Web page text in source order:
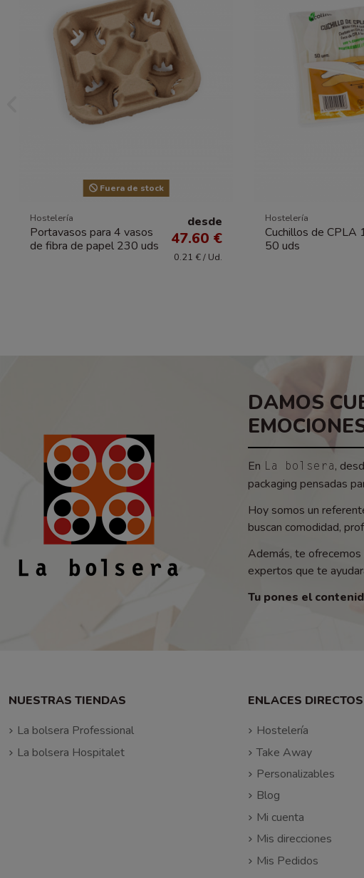
Fuera de stock
Hostelería
Portavasos para 4 vasos
de fibra de papel 230 uds
desde
47.60 €
0.21 € / Ud.
Hostelería
Cuchillos de CPLA
50 uds
DAMOS
En La bolsera,
packaging pensadas
Hoy somos un
buscan comodidad,
Además, te ofrecemos
expertos que te
Tu pones el
NUESTRAS TIENDAS
La bolsera Professional
La bolsera Hospitalet
ENLACES DIRECTOS
Hostelería
Take Away
Personalizables
Blog
Mi cuenta
Mis direcciones
Mis Pedidos